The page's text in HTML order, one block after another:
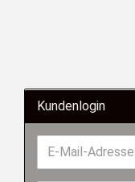
Kundenlogin